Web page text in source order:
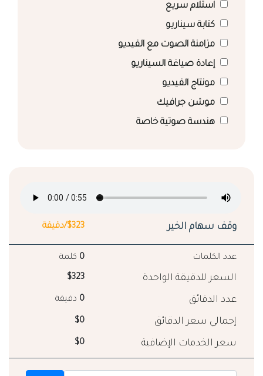
استلام سريع
كتابة سيناريو
مزامنة الصوت مع الفيديو
إعادة صياغة السيناريو
مونتاج الفيديو
موشن جرافيك
هندسة صوتية خاصة
وقف سهام الخير $323/دقيقة
عدد الكلمات 0 كلمة
السعر للدقيقة الواحدة $323
عدد الدقائق 0 دقيقة
إجمالي سعر الدقائق $0
سعر الخدمات الإضافية $0